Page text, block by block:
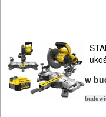
piły
taśmowew